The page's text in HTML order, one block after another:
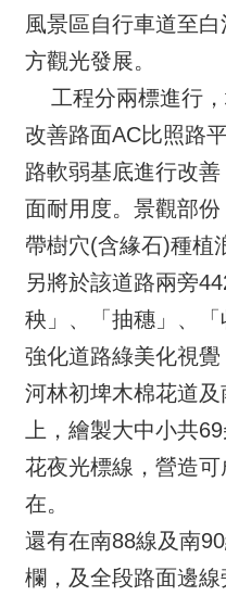
風景區自行車道至
方觀光發展。
工程分兩標進行，
改善路面AC比照路
路軟弱基底進行改
面耐用度。景觀部
帶樹穴(含緣石)種植
另將於該道路兩旁
秧」、「抽穗」、「
強化道路綠美化視
河林初埤木棉花道
上，繪製大中小共
花夜光標線，營造
在。
還有在南88線及南
欄，及全段路面邊